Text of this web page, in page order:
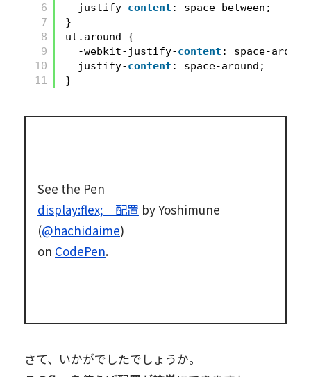
6
7
8
9
10
11
justify-content : space-between;
}
ul.around {
-webkit-justify-content : space-
justify-content : space-around;
}
See the Pen
display:flex; 配置 by Yoshimune
(@hachidaime)
on CodePen.
さて、いかがでしたでしょうか。